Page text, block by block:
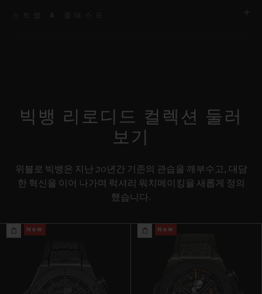
약 72시간
빅뱅 리로디드 컬렉션 둘러
보기
위블로 빅뱅은 지난 20년간 기존의 관습을 깨부수고, 대담
한 혁신을 이어 나가며 럭셔리 워치메이킹을 새롭게 정의
했습니다.
New New